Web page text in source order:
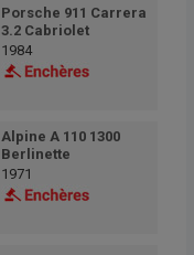
Porsche 911 Carrera
3.2 Cabriolet
1984
Alpine A 110 1300
Berlinette
1971